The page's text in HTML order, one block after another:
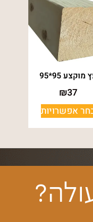
מוקצע 95*95
₪37
אפשרויות